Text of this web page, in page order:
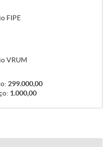
FIPE
VRUM
299.000,00
1.000,00